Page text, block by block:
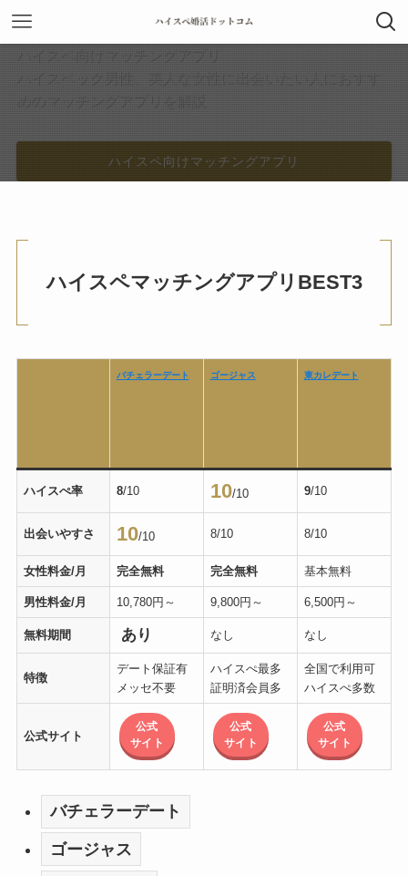
ハイスペ向けマッチングアプリ
ハイスペック男性、美人な女性に出会いたい人におすす
めのマッチングアプリを解説
ハイスペ向けマッチングアプリ
ハイスペマッチングアプリBEST3
バチェラーデート ゴージャス 東カレデート
ハイスぺ率 8/10 10/10 9/10
出会いやすさ 10/10 8/10 8/10
女性料金/月 完全無料 完全無料 基本無料
男性料金/月 10,780円～ 9,800円～ 6,500円～
無料期間 あり なし なし
特徴
デート保証有
メッセ不要
ハイスぺ最多
証明済会員多
全国で利用可
ハイスぺ多数
公式サイト
公式
サイト
公式
サイト
公式
サイト
バチェラーデート
ゴージャス